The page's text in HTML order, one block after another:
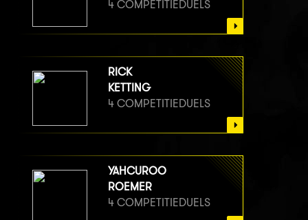
4 COMPETITIEDUELS
RICK
KETTING
4 COMPETITIEDUELS
YAHCUROO
ROEMER
4 COMPETITIEDUELS